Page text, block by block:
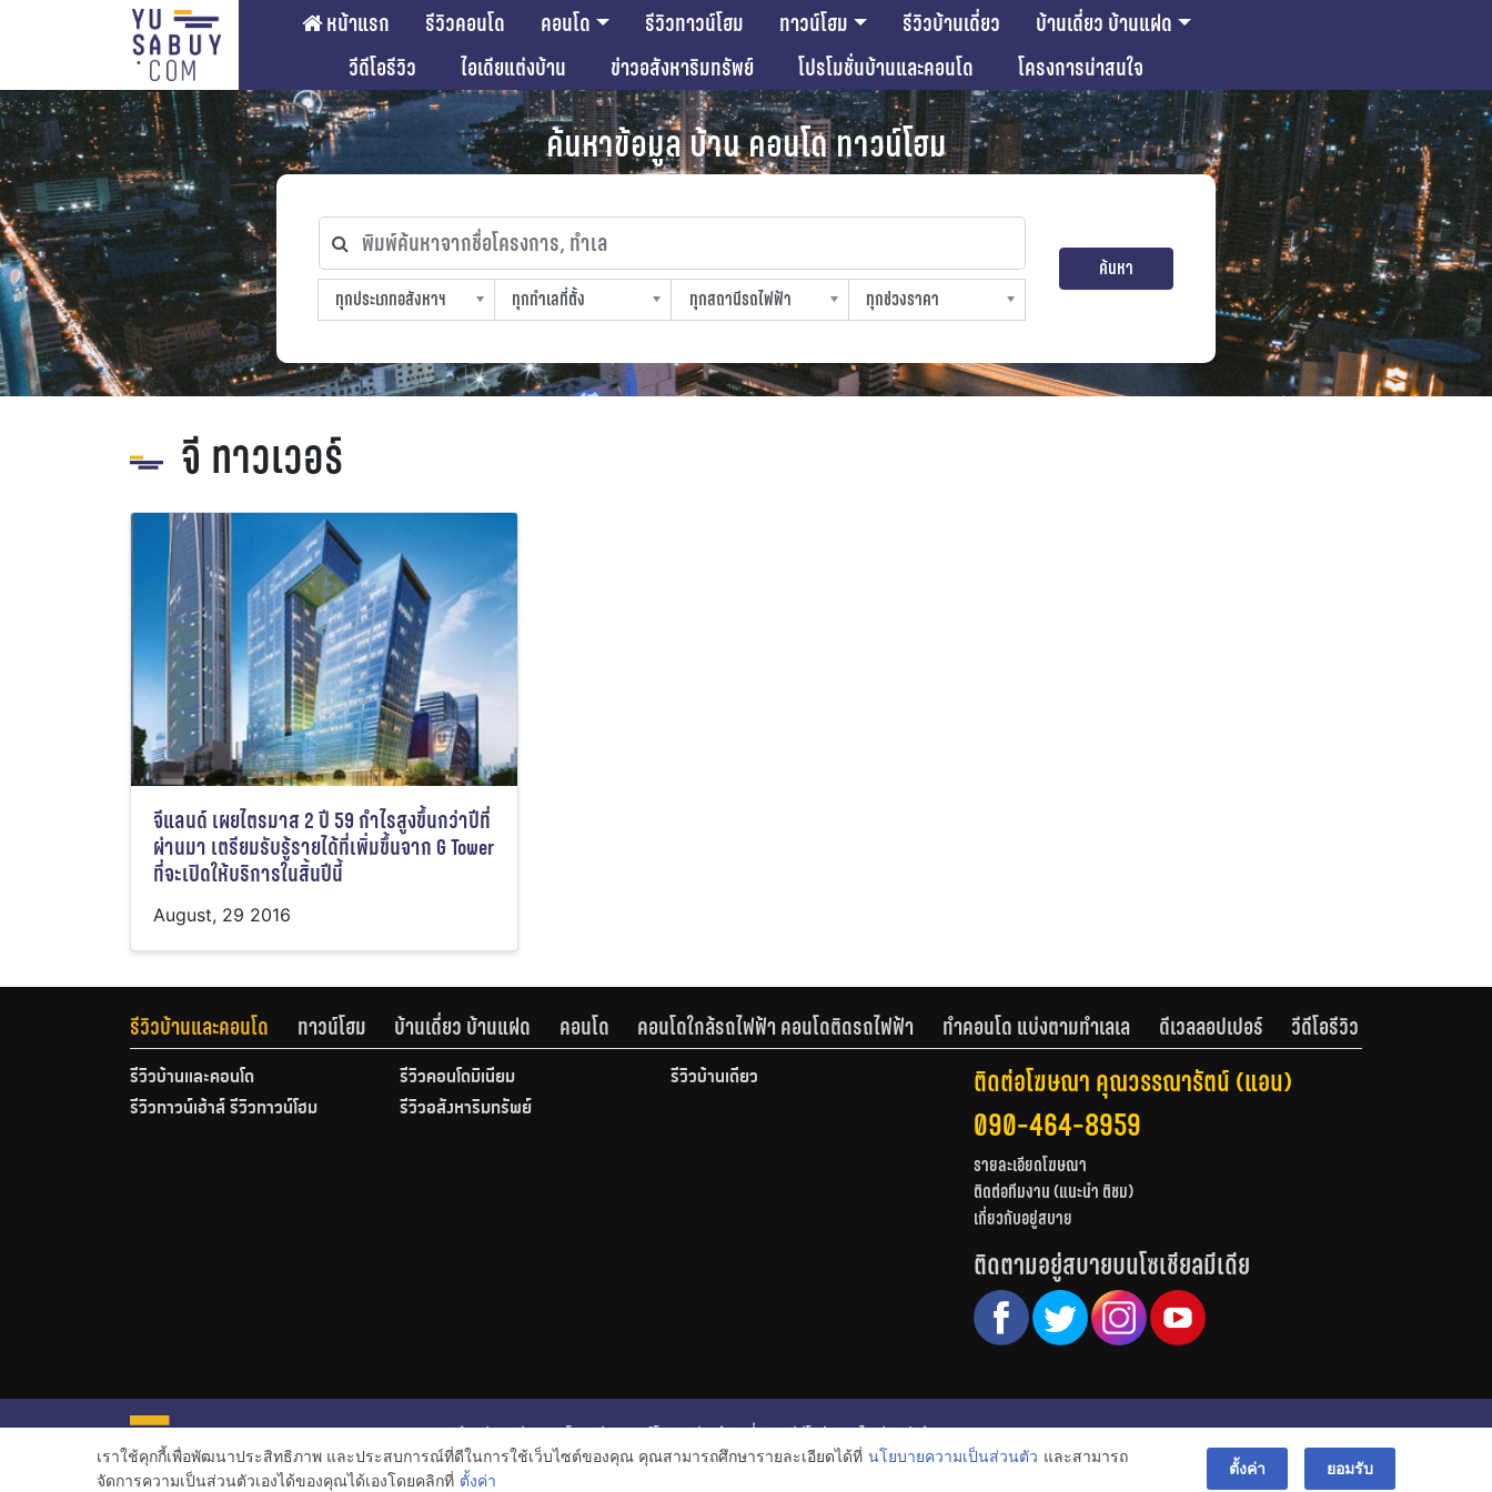
หน้าแรก รีวิวคอนโด คอนโด รีวิวทาวน์โฮม ทาวน์โฮม รีวิวบ้านเดี่ยว
บ้านเดี่ยว บ้านแฝด
วีดีโอรีวิว
ไอเดียแต่งบ้าน ข่าวอสังหาริมทรัพย์ โปรโมชั่นบ้านและคอนโด โครงการน่าสนใจ
ค้นหาข้อมูล บ้าน คอนโด ทาวน์โฮม
พิมพ์ค้นหาจากชื่อโครงการ, ทำเล
ทุกประเภทอสังหาฯ
ทุกประเภทอสังหาฯ
ทุกทำเลที่ตั้ง
ทุกทำเลที่ตั้ง
ทุกสถานีรถไฟฟ้า
ทุกสถานีรถไฟฟ้า
ทุกช่วงราคา
ทุกช่วงราคา
ค้นหา
จี ทาวเวอร์
จีแลนด์ เผยไตรมาส 2 ปี 59 กำไรสูงขึ้นกว่าปีที่
ผ่านมา เตรียมรับรู้รายได้ที่เพิ่มขึ้นจาก G Tower
ที่จะเปิดให้บริการในสิ้นปีนี้
August, 29 2016
รีวิวบ้านและคอนโด ทาวน์โฮม บ้านเดี่ยว บ้านแฝด คอนโด คอนโดใกล้รถไฟฟ้า คอนโดติดรถไฟฟ้า ทำคอนโด แบ่งตามทำเลเล ดีเวลลอปเปอร์ วีดีโอรีวิว
รีวิวบ้านและคอนโด รีวิวคอนโดมิเนียม
รีวิวบ้านเดี่ยว
รีวิวทาวน์เฮ้าส์ รีวิวทาวน์โฮม
รีวิวอสังหาริมทรัพย์
ติดต่อโฆษณา คุณวรรณารัตน์ (แอน)
090-464-8959
รายละเอียดโฆษณา
ติดต่อทีมงาน (แนะนำ ติชม)
เกี่ยวกับอยู่สบาย
ติดตามอยู่สบายบนโซเชียลมีเดีย
หน้าหลัก รีวิวคอนโด รีวิวทาวน์โฮม รีวิวบ้านเดี่ยว วีดีโอรีวิว
ไอเดียแต่งบ้าน
ข่าวอสังหาริมทรัพย์
โปรโมชั่นบ้านและคอนโด
© สงวนลิขสิทธิ์ 2556-2564
เราใช้คุกกี้เพื่อพัฒนาประสิทธิภาพ และประสบการณ์ที่ดีในการใช้เว็บไซต์ของคุณ คุณสามารถศึกษารายละเอียดได้ที่ นโยบายความเป็นส่วนตัว และสามารถ
จัดการความเป็นส่วนตัวเองได้ของคุณได้เองโดยคลิกที่ ตั้งค่า
ตั้งค่า ยอมรับ